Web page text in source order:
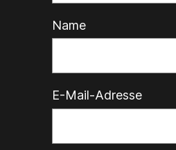
Name
E-Mail-Adresse